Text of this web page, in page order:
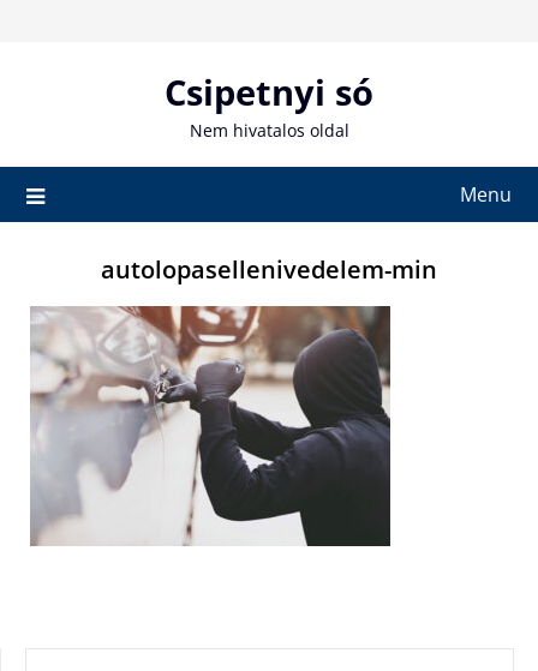
Csipetnyi só
Nem hivatalos oldal
Menu
autolopasellenivedelem-min